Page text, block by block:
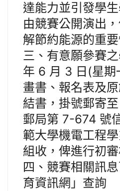
達能力並引發學
由競賽公開演出
解節約能源的重要
三、有意願參賽
年 6 月 3 日(星期
畫書、報名表及
結書，掛號郵寄
郵局第 7-674 號
範大學機電工程
組收，俾進行初
四、競賽相關訊
育資訊網」查詢